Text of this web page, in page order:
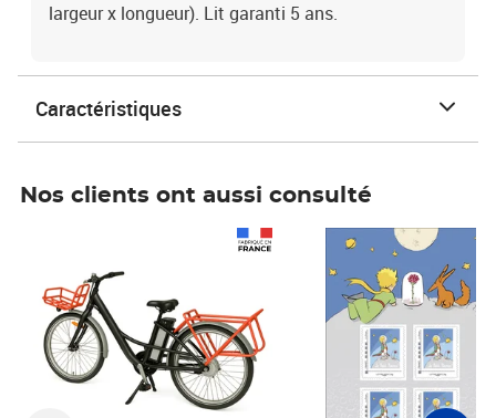
largeur x longueur). Lit garanti 5 ans.
Caractéristiques
Nos clients ont aussi consulté
Prix 7,50€